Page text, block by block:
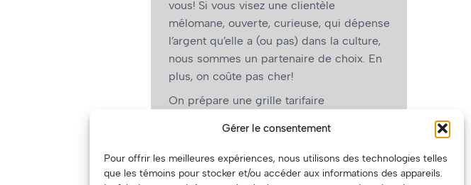
Gérer le consentement
Pour offrir les meilleures expériences, nous utilisons des technologies telles
que les témoins pour stocker et/ou accéder aux informations des appareils.
vous! Si vous visez une clientèle
mélomane, ouverte, curieuse, qui dépense
l’argent qu’elle a (ou pas) dans la culture,
nous sommes un partenaire de choix. En
plus, on coûte pas cher!
On prépare une grille tarifaire
vous, les artistes!)